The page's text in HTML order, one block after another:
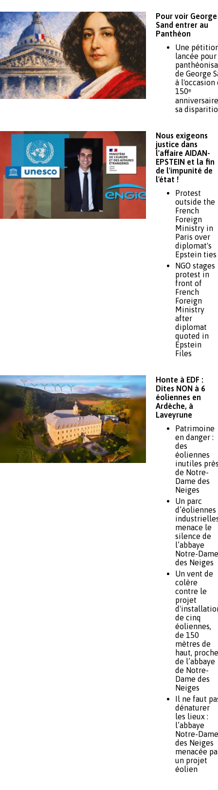
Pour voir George
Sand entrer au
Panthéon
Une
lancée
de George
à l'occasion
150ᵉ
sa
Nous exigeons
justice dans
l'affaire AIDAN-
EPSTEIN et la fin
de l'impunité de
l'état !
Protest
outside the
French
Foreign
Ministry in
Paris over
diplomat's
Epstein ties
NGO stages
protest in
front of
French
Foreign
Ministry
after
diplomat
quoted in
Epstein
Files
Honte à EDF :
Dites NON à 6
éoliennes en
Ardèche, à
Laveyrune
Patrimoine
en danger :
des
éoliennes
inutiles
de Notre-
Dame des
Neiges
Un parc
d’éoliennes
menace le
silence de
l’abbaye
Notre-Dame
des Neiges
Un vent de
colère
contre le
projet
de cinq
éoliennes,
de 150
mètres de
haut, proche
de l’abbaye
de Notre-
Dame des
Neiges
Il ne faut
dénaturer
les lieux :
l’abbaye
Notre-Dame
des Neiges
menacée
un projet
éolien